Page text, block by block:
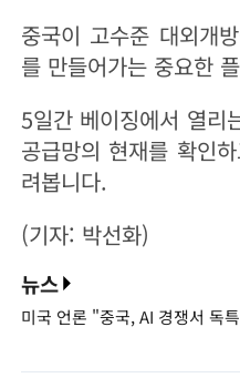
중국이 고수준 대외개
를 만들어가는 중요한
5일간 베이징에서 열리
공급망의 현재를 확인
려봅니다.
(기자: 박선화)
뉴스
미국 언론 "중국, AI 경쟁서 독